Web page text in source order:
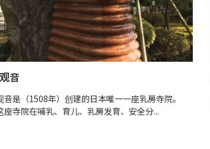
音
音是（1508年）创建的日本唯一一座乳房寺院。
座寺院在哺乳、育儿、乳房发育、安全分...